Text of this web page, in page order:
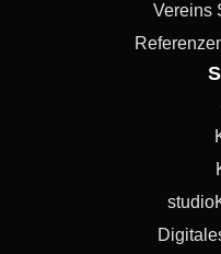
Vereins